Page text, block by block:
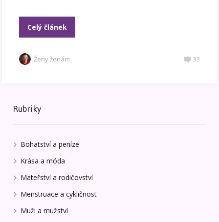
Celý článek
Ženy ženám 33
Rubriky
Bohatství a peníze
Krása a móda
Mateřství a rodičovství
Menstruace a cykličnost
Muži a mužství